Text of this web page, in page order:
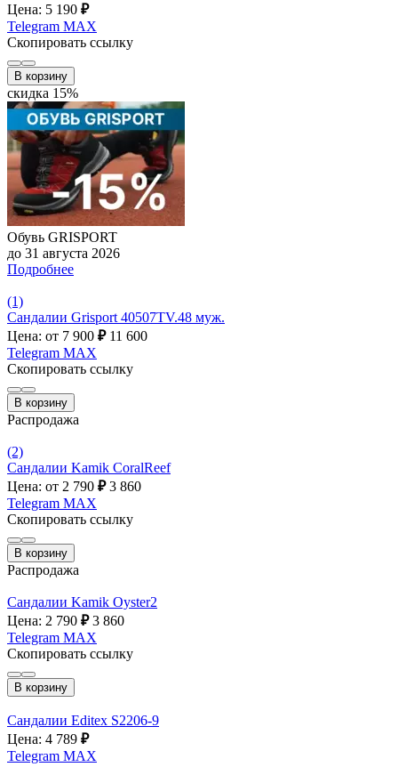
Цена: 5 190 ₽
Telegram MAX
Скопировать ссылку
В корзину
скидка 15%
Обувь GRISPORT
до 31 августа 2026
Подробнее
(1)
Сандалии Grisport 40507TV.48 муж.
Цена: от 7 900 ₽ 11 600
Telegram MAX
Скопировать ссылку
В корзину
Распродажа
(2)
Сандалии Kamik CoralReef
Цена: от 2 790 ₽ 3 860
Telegram MAX
Скопировать ссылку
В корзину
Распродажа
Сандалии Kamik Oyster2
Цена: 2 790 ₽ 3 860
Telegram MAX
Скопировать ссылку
В корзину
Сандалии Editex S2206-9
Цена: 4 789 ₽
Telegram MAX